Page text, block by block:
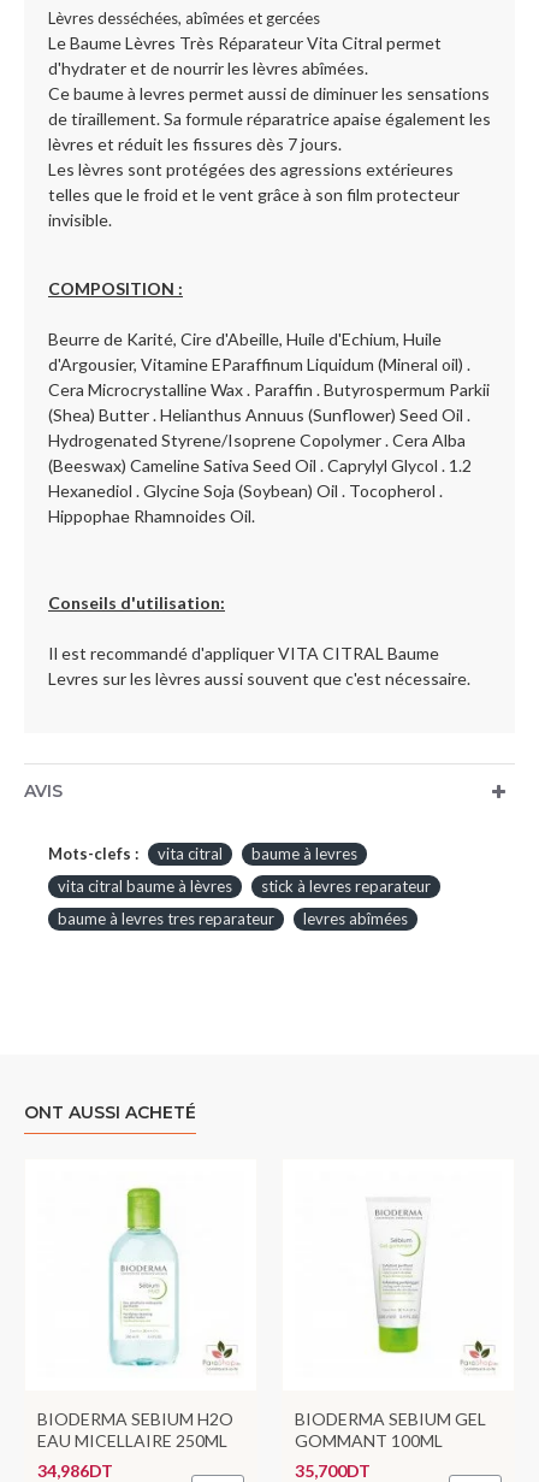
Lèvres desséchées, abîmées et gercées
Le Baume Lèvres Très Réparateur Vita Citral permet
d'hydrater et de nourrir les lèvres abîmées.
Ce baume à levres permet aussi de diminuer les sensations
de tiraillement. Sa formule réparatrice apaise également les
lèvres et réduit les fissures dès 7 jours.
Les lèvres sont protégées des agressions extérieures
telles que le froid et le vent grâce à son film protecteur
invisible.
COMPOSITION :
Beurre de Karité, Cire d'Abeille, Huile d'Echium, Huile
d'Argousier, Vitamine EParaffinum Liquidum (Mineral oil) .
Cera Microcrystalline Wax . Paraffin . Butyrospermum Parkii
(Shea) Butter . Helianthus Annuus (Sunflower) Seed Oil .
Hydrogenated Styrene/Isoprene Copolymer . Cera Alba
(Beeswax) Cameline Sativa Seed Oil . Caprylyl Glycol . 1.2
Hexanediol . Glycine Soja (Soybean) Oil . Tocopherol .
Hippophae Rhamnoides Oil.
Conseils d'utilisation:
Il est recommandé d'appliquer VITA CITRAL Baume
Levres sur les lèvres aussi souvent que c'est nécessaire.
AVIS
Mots-clefs : vita citral
baume à levres
vita citral baume à lèvres
stick à levres reparateur
baume à levres tres reparateur
levres abîmées
ONT AUSSI ACHETÉ
BIODERMA SEBIUM H2O
EAU MICELLAIRE 250ML
34,986DT
BIODERMA SEBIUM GEL
GOMMANT 100ML
35,700DT